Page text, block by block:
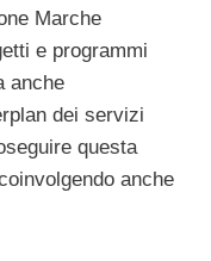
Marche
e programmi
anche
dei servizi
questa
anche